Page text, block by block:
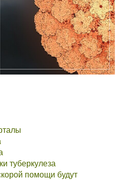
туберкулеза
помощи будут